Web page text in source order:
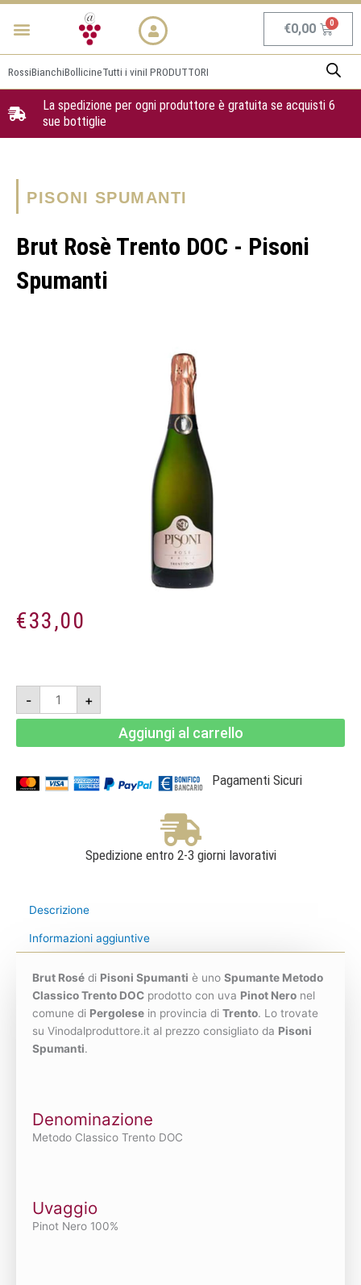
Vai
Menu €0,00
RossiBianchiBollicineTutti i viniI PRODUTTORI
La spedizione per ogni produttore è gratuita se acquisti 6
sue bottiglie
PISONI SPUMANTI
Brut Rosè Trento DOC - Pisoni
Spumanti
€33,00
-
Brut
Rosè
Trento
DOC
+
Aggiungi al carrello
Pagamenti Sicuri
Spedizione entro 2-3 giorni lavorativi
Descrizione
Informazioni aggiuntive
Brut Rosé di Pisoni Spumanti è uno Spumante Metodo
Classico Trento DOC prodotto con uva Pinot Nero nel
comune di Pergolese in provincia di Trento. Lo trovate
su Vinodalproduttore.it al prezzo consigliato da Pisoni
Spumanti.
Denominazione
Metodo Classico Trento DOC
Uvaggio
Pinot Nero 100%